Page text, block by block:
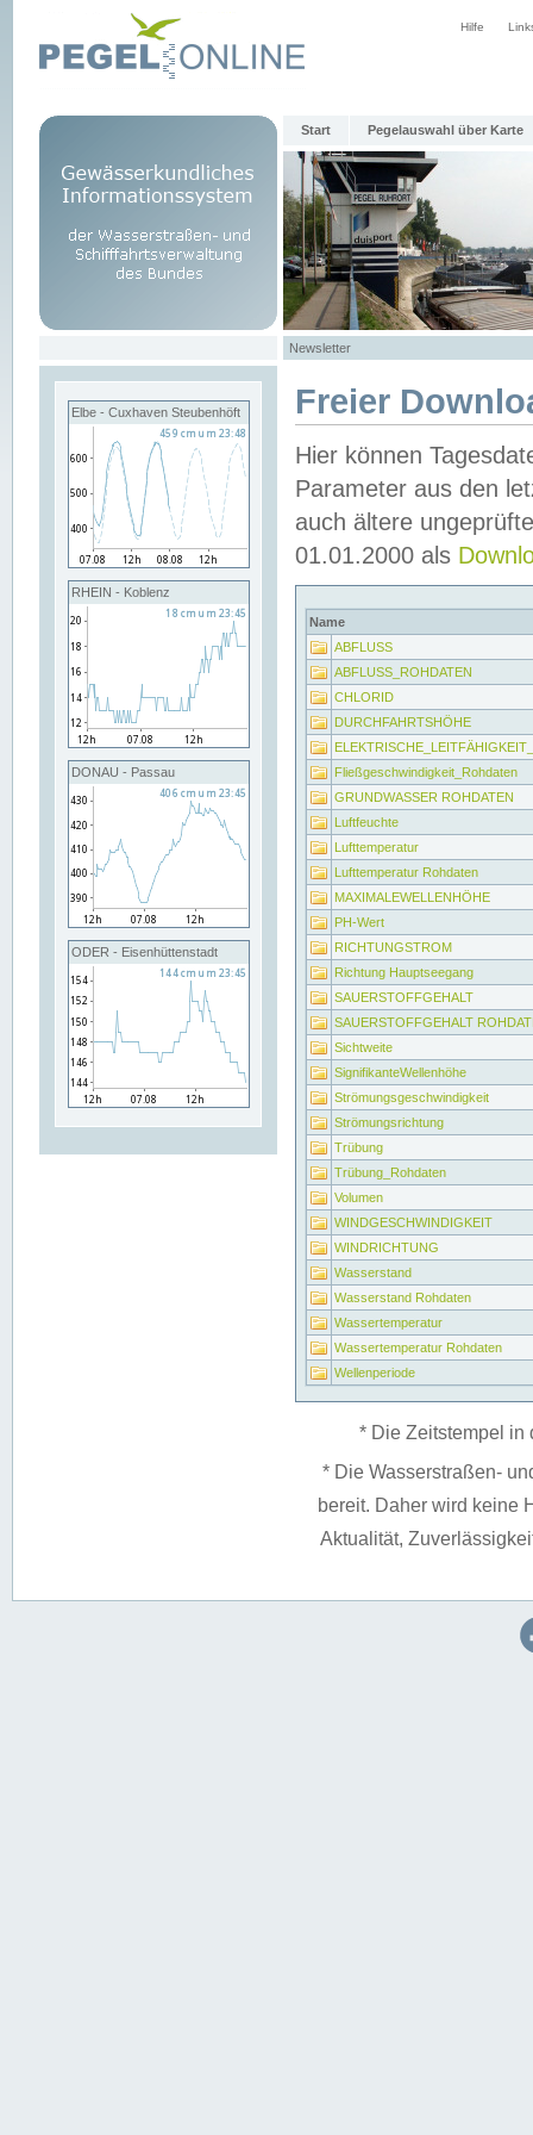
Hilfe
Start Pegelauswahl über Karte
Newsletter
Elbe - Cuxhaven Steubenhöft
RHEIN - Koblenz
DONAU - Passau
ODER - Eisenhüttenstadt
Freier
Hier können
Parameter aus den
auch ältere
01.01.2000 als
Name
ABFLUSS
ABFLUSS_ROHDATEN
CHLORID
DURCHFAHRTSHÖHE
Fließgeschwindigkeit_Rohdaten
GRUNDWASSER ROHDATEN
Luftfeuchte
Lufttemperatur
Lufttemperatur Rohdaten
MAXIMALEWELLENHÖHE
PH-Wert
RICHTUNGSTROM
Richtung Hauptseegang
SAUERSTOFFGEHALT
SAUERSTOFFGEHALT
Sichtweite
SignifikanteWellenhöhe
Strömungsgeschwindigkeit
Strömungsrichtung
Trübung
Trübung_Rohdaten
Volumen
WINDGESCHWINDIGKEIT
WINDRICHTUNG
Wasserstand
Wasserstand Rohdaten
Wassertemperatur
Wassertemperatur Rohdaten
Wellenperiode
* Die Zeitstempel in
* Die Wasserstraßen-
bereit. Daher wird keine
Aktualität,